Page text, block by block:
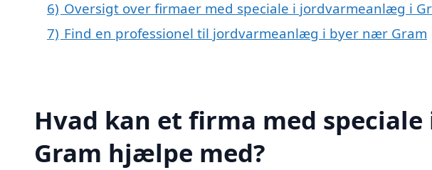
6) Oversigt over firmaer med speciale i jordvarmeanlæg i
7) Find en professionel til jordvarmeanlæg i byer nær Gram
Hvad kan et firma med
Gram hjælpe med?